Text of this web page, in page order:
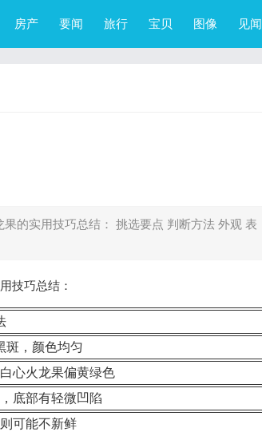
房产 要闻 旅行 宝贝 图像 见闻
的实用技巧总结： 挑选要点 判断方法 外观 表
技巧总结：
斑，颜色均匀
心火龙果偏黄绿色
底部有轻微凹陷
可能不新鲜